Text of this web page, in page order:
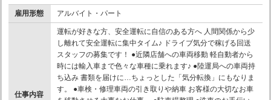
雇用形態 アルバイト・パート
仕事内容
運転が好きな方、安全運転に自信のある方へ 人間関係から少
し離れて安全運転に集中タイム♪ ドライブ気分で稼げる回送
スタッフの募集です！ ●近隣店舗への車両移動 軽自動者から
時には輸入車まで色々な車種に乗れます♪ ●陸運局への車両持
ち込み 書類を届けに…ちょっとした「気分転換」にもなりま
す。 ●車検・修理車両の引き取りや納車 お客様の大切なお車